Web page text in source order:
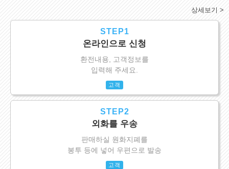
상세보기 >
STEP1
온라인으로 신청
환전내용, 고객정보를
입력해 주세요.
고객
STEP2
외화를 우송
판매하실 원화지폐를
봉투 등에 넣어 우편으로 발송
고객